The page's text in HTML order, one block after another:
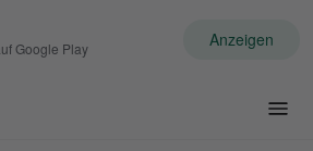
Google Play Anzeigen